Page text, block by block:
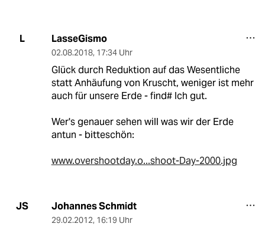
L LasseGismo
02.08.2018, 17:34 Uhr
Glück durch Reduktion auf das Wesentliche
statt Anhäufung von Kruscht, weniger ist mehr
auch für unsere Erde - find# Ich gut.
Wer's genauer sehen will was wir der Erde
antun - bitteschön:
www.overshootday.o...shoot-Day-2000.jpg
JS Johannes Schmidt
29.02.2012, 16:19 Uhr